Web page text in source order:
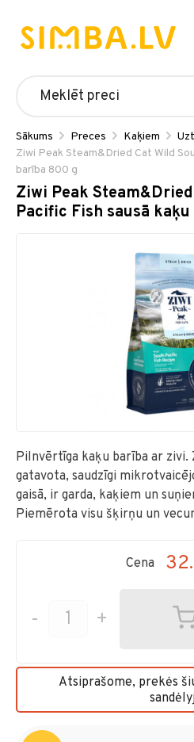
Sākums Preces Kaķiem
Ziwi Peak Steam&Dried Cat Wild
barība 800 g
Ziwi Peak
Pacific Fish sausā
Pilnvērtīga kaķu barība ar zivi.
gatavota, saudzīgi
gaisā, ir garda, kaķiem un
Piemērota visu šķirņu un
Cena
- +
Atsiprašome, prekės